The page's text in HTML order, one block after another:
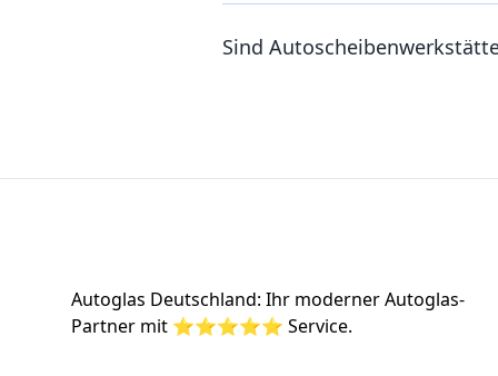
Sind
Autoglas Deutschland: Ihr moderner Autoglas-
Partner mit ⭐⭐⭐⭐⭐ Service.